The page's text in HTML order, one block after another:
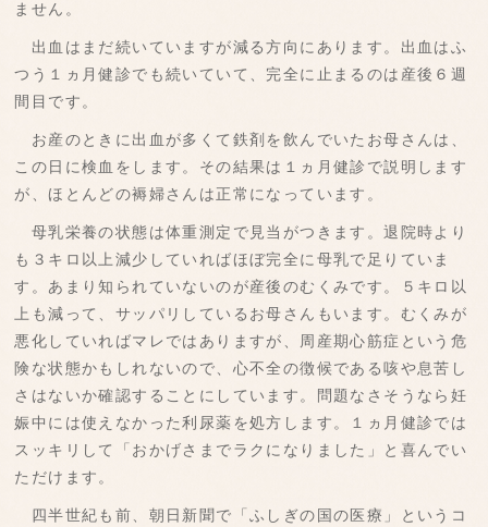
ません。
出血はまだ続いていますが減る方向にあります。出血はふ
つう１ヵ月健診でも続いていて、完全に止まるのは産後６週
間目です。
お産のときに出血が多くて鉄剤を飲んでいたお母さんは、
この日に検血をします。その結果は１ヵ月健診で説明します
が、ほとんどの褥婦さんは正常になっています。
母乳栄養の状態は体重測定で見当がつきます。退院時より
も３キロ以上減少していればほぼ完全に母乳で足りていま
す。あまり知られていないのが産後のむくみです。５キロ以
上も減って、サッパリしているお母さんもいます。むくみが
悪化していればマレではありますが、周産期心筋症という危
険な状態かもしれないので、心不全の徴候である咳や息苦し
さはないか確認することにしています。問題なさそうなら妊
娠中には使えなかった利尿薬を処方します。１ヵ月健診では
スッキリして「おかげさまでラクになりました」と喜んでい
ただけます。
四半世紀も前、朝日新聞で「ふしぎの国の医療」というコ